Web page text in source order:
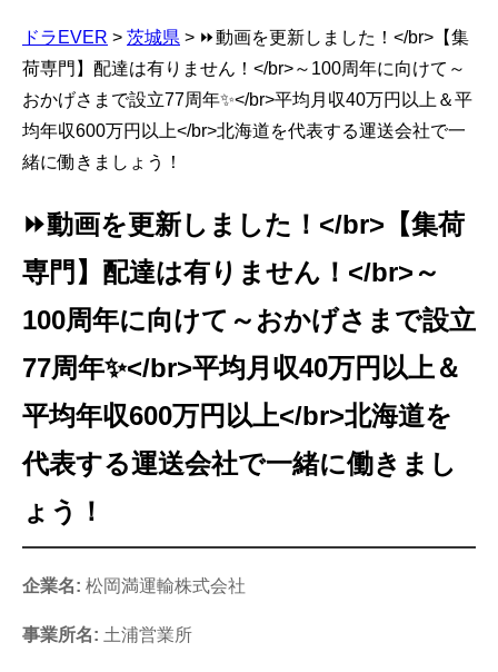
ドラEVER > 茨城県 > ⏩動画を更新しました！</br>【集
荷専門】配達は有りません！</br>～100周年に向けて～
おかげさまで設立77周年✨</br>平均月収40万円以上＆平
均年収600万円以上</br>北海道を代表する運送会社で一
緒に働きましょう！
⏩動画を更新しました！</br>【集荷
専門】配達は有りません！</br>～
100周年に向けて～おかげさまで設立
77周年✨</br>平均月収40万円以上＆
平均年収600万円以上</br>北海道を
代表する運送会社で一緒に働きまし
ょう！
企業名: 松岡満運輸株式会社
事業所名: 土浦営業所